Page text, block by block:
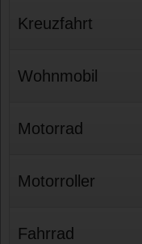
Kreuzfahrt
Wohnmobil
Motorrad
Motorroller
Fahrrad